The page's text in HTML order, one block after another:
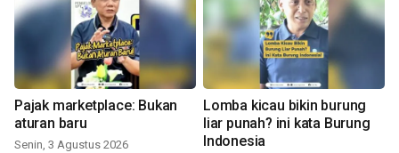
Pajak marketplace: Bukan
aturan baru
Senin, 3 Agustus 2026
Lomba kicau bikin burung
liar punah? ini kata Burung
Indonesia